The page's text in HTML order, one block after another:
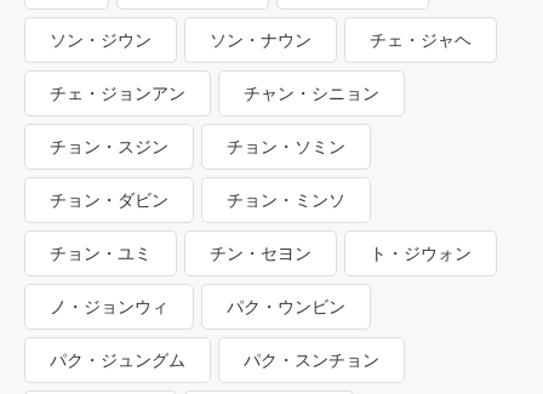
ソン・ジウン ソン・ナウン チェ・ジャヘ
チェ・ジョンアン チャン・シニョン
チョン・スジン チョン・ソミン
チョン・ダビン チョン・ミンソ
チョン・ユミ チン・セヨン ト・ジウォン
ノ・ジョンウィ パク・ウンビン
パク・ジュングム パク・スンチョン